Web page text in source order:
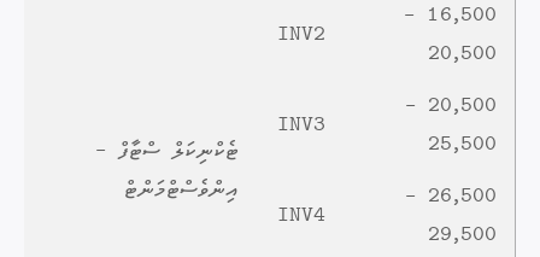
ޓެކްނިކަލް ސްޓާފް -
އިންވެސްޓްމަންޓް
16,500 -
20,500
INV2
20,500 -
25,500
INV3
26,500 -
29,500
INV4